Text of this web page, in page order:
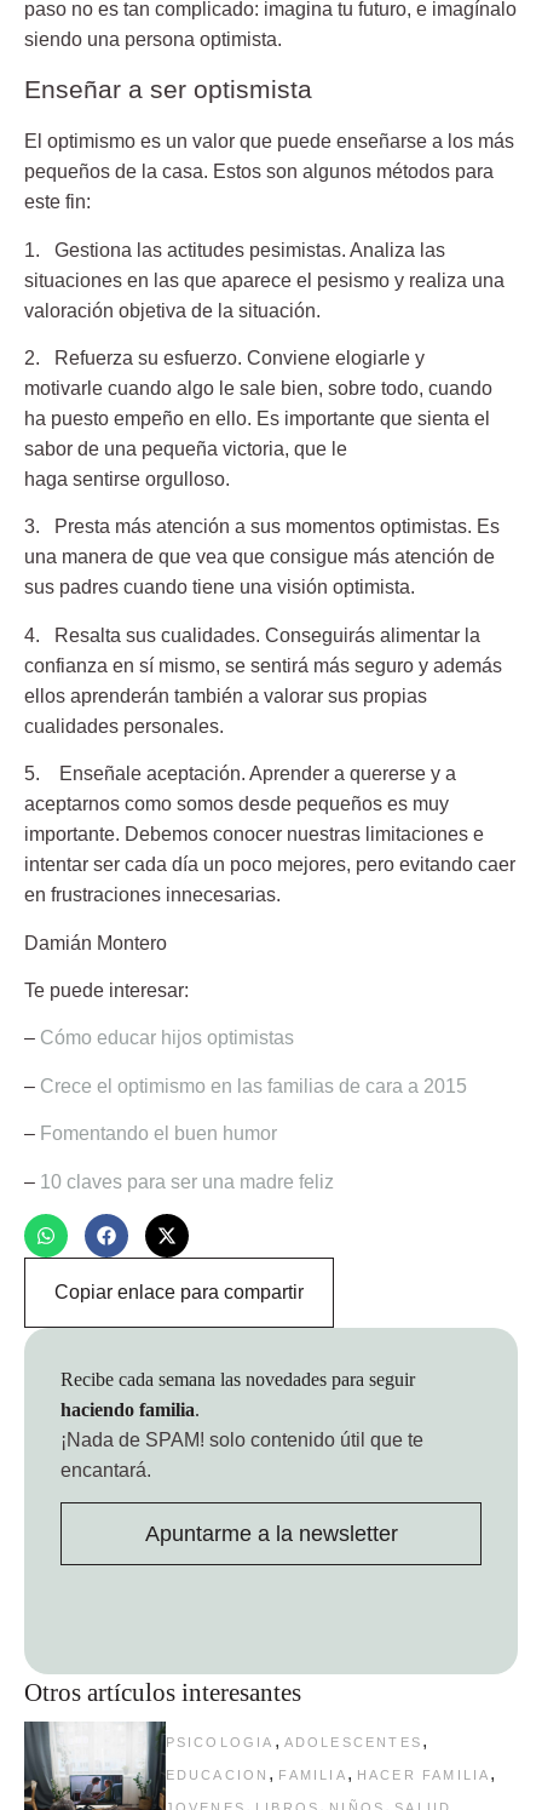
paso no es tan complicado: imagina tu futuro, e imagínalo
siendo una persona optimista.
Enseñar a ser optismista
El optimismo es un valor que puede enseñarse a los más
pequeños de la casa. Estos son algunos métodos para
este fin:
1. Gestiona las actitudes pesimistas. Analiza las
situaciones en las que aparece el pesismo y realiza una
valoración objetiva de la situación.
2. Refuerza su esfuerzo. Conviene elogiarle y
motivarle cuando algo le sale bien, sobre todo, cuando
ha puesto empeño en ello. Es importante que sienta el
sabor de una pequeña victoria, que le
haga sentirse orgulloso.
3. Presta más atención a sus momentos optimistas. Es
una manera de que vea que consigue más atención de
sus padres cuando tiene una visión optimista.
4. Resalta sus cualidades. Conseguirás alimentar la
confianza en sí mismo, se sentirá más seguro y además
ellos aprenderán también a valorar sus propias
cualidades personales.
5. Enseñale aceptación. Aprender a quererse y a
aceptarnos como somos desde pequeños es muy
importante. Debemos conocer nuestras limitaciones e
intentar ser cada día un poco mejores, pero evitando caer
en frustraciones innecesarias.
Damián Montero
Te puede interesar:
– Cómo educar hijos optimistas
– Crece el optimismo en las familias de cara a 2015
– Fomentando el buen humor
– 10 claves para ser una madre feliz
Copiar enlace para compartir
Otros artículos interesantes
PSICOLOGIA , ADOLESCENTES ,
EDUCACION , FAMILIA , HACER FAMILIA ,
Recibe cada semana las novedades para seguir
haciendo familia.
¡Nada de SPAM! solo contenido útil que te
encantará.
Apuntarme a la newsletter